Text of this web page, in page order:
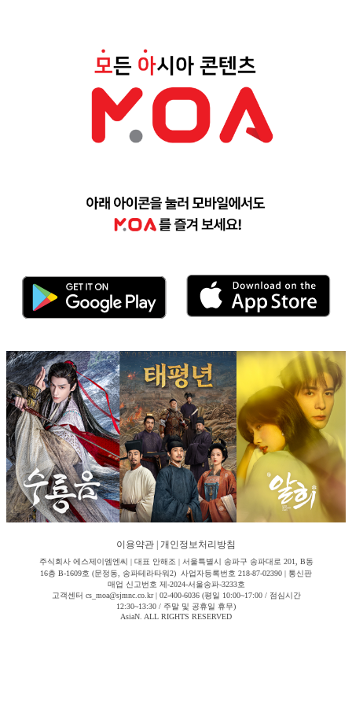
이용약관 개인정보처리방침
주식회사 에스제이엠엔씨 | 대표 안해조 | 서울특별시 송파구 송파대로 201, B동
16층 B-1609호 (문정동, 송파테라타워2) 사업자등록번호 218-87-02390 | 통신판
매업 신고번호 제-2024-서울송파-3233호
고객센터 cs_moa@sjmnc.co.kr | 02-400-6036 (평일 10:00~17:00 / 점심시간
12:30~13:30 / 주말 및 공휴일 휴무)
AsiaN. ALL RIGHTS RESERVED